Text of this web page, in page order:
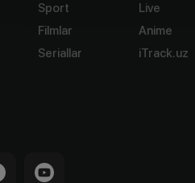
Sport
Filmlar
Seriallar
Live
Anime
iTrack.uz